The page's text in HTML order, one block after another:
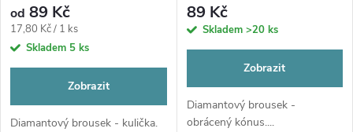
od 89 Kč
Měrná
cena:
17,80 Kč / 1 ks
Skladem 5 ks
Zobrazit
Diamantový brousek - kulička.
89 Kč
Skladem >20 ks
Zobrazit
Diamantový brousek -
obrácený kónus....